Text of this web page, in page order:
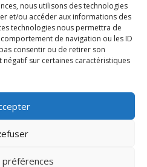
nous utilisons des technologies
et/ou accéder aux informations des
technologies nous permettra de
de navigation ou les ID
consentir ou de retirer son
sur certaines caractéristiques
préférences